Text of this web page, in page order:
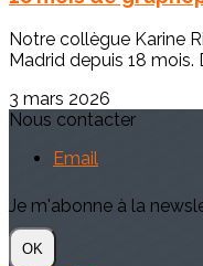
Notre collègue Karine
Madrid depuis 18 mois.
3 mars 2026
Nous contacter
Email
Je m'abonne à la
OK